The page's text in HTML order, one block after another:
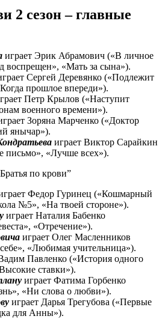
2 сезон – главные
играет Эрик Абрамович («В личное
воспрещен», «Мать за сына»).
Сергей Деревянко («Подлежит
прошлое впереди»).
Петр Крылов («Наступит
военного времени»).
Зоряна Марченко («Доктор
янычар»).
играет Виктор Сарайкин
письмо», «Лучше всех»).
по крови”
Федор Гуринец («Кошмарный
№5», «На твоей стороне»).
играет Наталия Бабенко
«Отречение»).
играет Олег Масленников
«Любимая учительница»).
Павленко («История одного
ставки»).
играет Фатима Горбенко
«Ни слова о любви»).
играет Дарья Трегубова («Первые
для Анны»).